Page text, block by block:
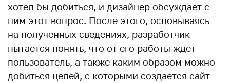
хотел бы добиться, и дизайнер обсуждает с
ним этот вопрос. После этого, основываясь
на полученных сведениях, разработчик
пытается понять, что от его работы ждет
пользователь, а также каким образом можно
добиться целей, с которыми создается сайт